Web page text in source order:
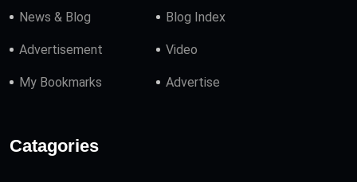
News & Blog Blog Index
Advertisement Video
My Bookmarks Advertise
Catagories